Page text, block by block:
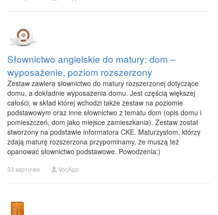
Słownictwo angielskie do matury: dom –
wyposażenie, poziom rozszerzony
Zestaw zawiera słownictwo do matury rozszerzonej dotyczące
domu, a dokładnie wyposażenia domu. Jest częścią większej
całości, w skład której wchodzi także zestaw na poziomie
podstawowym oraz inne słownictwo z tematu dom (opis domu i
pomieszczeń, dom jako miejsce zamieszkania). Zestaw został
stworzony na podstawie informatora CKE. Maturzystom, którzy
zdają maturę rozszerzona przypominamy, że muszą też
opanować słownictwo podstawowe. Powodzenia:)
33 карточки VocApp